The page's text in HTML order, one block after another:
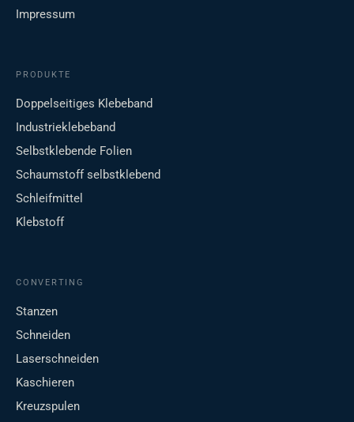
Impressum
PRODUKTE
Doppelseitiges Klebeband
Industrieklebeband
Selbstklebende Folien
Schaumstoff selbstklebend
Schleifmittel
Klebstoff
CONVERTING
Stanzen
Schneiden
Laserschneiden
Kaschieren
Kreuzspulen